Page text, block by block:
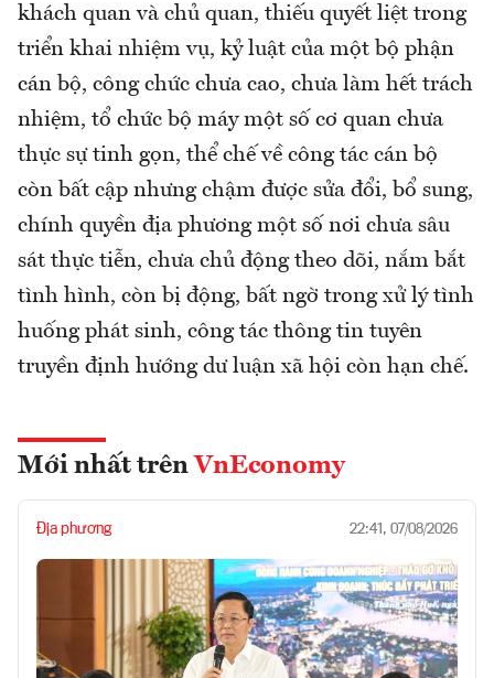
khách quan và chủ quan, thiếu quyết liệt trong
triển khai nhiệm vụ, kỷ luật của một bộ phận
cán bộ, công chức chưa cao, chưa làm hết trách
nhiệm, tổ chức bộ máy một số cơ quan chưa
thực sự tinh gọn, thể chế về công tác cán bộ
còn bất cập nhưng chậm được sửa đổi, bổ sung,
chính quyền địa phương một số nơi chưa sâu
sát thực tiễn, chưa chủ động theo dõi, nắm bắt
tình hình, còn bị động, bất ngờ trong xử lý tình
huống phát sinh, công tác thông tin tuyên
truyền định hướng dư luận xã hội còn hạn chế.
Mới nhất trên VnEconomy
Địa phương 22:41, 07/08/2026